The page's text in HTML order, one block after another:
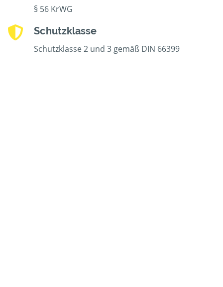
§ 56 KrWG
Schutzklasse
Schutzklasse 2 und 3 gemäß DIN 66399